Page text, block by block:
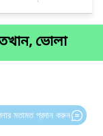
ভোলা
মতামত প্রদান করুন